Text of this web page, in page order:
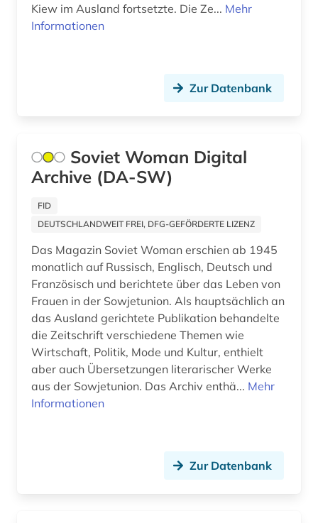
finanzberichte (1)
finnougristik (1)
fortlaufendes sammelwerk (1)
fotografie (1)
frankreich (2)
frauenbewegung (1)
freud (1)
geisteswissenschaften (6)
Suedosteuropa (4)
Tuerkei (4)
USA (5)
Ukraine (1)
Ungarn (1)
Zypern (1)
Kiew im Ausland fortsetzte. Die Ze... Mehr
Informationen
Zur Datenbank
Soviet Woman Digital
Archive (DA-SW)
FID
DEUTSCHLANDWEIT FREI, DFG-GEFÖRDERTE LIZENZ
Das Magazin Soviet Woman erschien ab 1945
monatlich auf Russisch, Englisch, Deutsch und
Französisch und berichtete über das Leben von
Frauen in der Sowjetunion. Als hauptsächlich an
das Ausland gerichtete Publikation behandelte
die Zeitschrift verschiedene Themen wie
Wirtschaft, Politik, Mode und Kultur, enthielt
aber auch Übersetzungen literarischer Werke
aus der Sowjetunion. Das Archiv enthä... Mehr
Informationen
Zur Datenbank